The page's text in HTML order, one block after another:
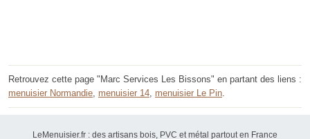
Retrouvez cette page "Marc Services Les Bissons" en partant des liens :
menuisier Normandie menuisier 14 menuisier Le Pin
LeMenuisier.fr : des artisans bois, PVC et métal partout en France